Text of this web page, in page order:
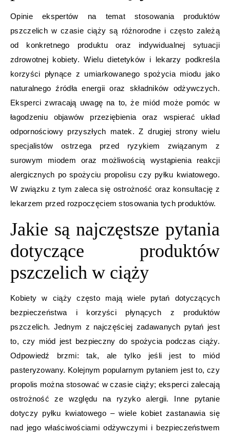
Opinie ekspertów na temat stosowania produktów
pszczelich w czasie ciąży są różnorodne i często zależą
od konkretnego produktu oraz indywidualnej sytuacji
zdrowotnej kobiety. Wielu dietetyków i lekarzy podkreśla
korzyści płynące z umiarkowanego spożycia miodu jako
naturalnego źródła energii oraz składników odżywczych.
Eksperci zwracają uwagę na to, że miód może pomóc w
łagodzeniu objawów przeziębienia oraz wspierać układ
odpornościowy przyszłych matek. Z drugiej strony wielu
specjalistów ostrzega przed ryzykiem związanym z
surowym miodem oraz możliwością wystąpienia reakcji
alergicznych po spożyciu propolisu czy pyłku kwiatowego.
W związku z tym zaleca się ostrożność oraz konsultację z
lekarzem przed rozpoczęciem stosowania tych produktów.
Jakie są najczęstsze pytania
dotyczące produktów
pszczelich w ciąży
Kobiety w ciąży często mają wiele pytań dotyczących
bezpieczeństwa i korzyści płynących z produktów
pszczelich. Jednym z najczęściej zadawanych pytań jest
to, czy miód jest bezpieczny do spożycia podczas ciąży.
Odpowiedź brzmi: tak, ale tylko jeśli jest to miód
pasteryzowany. Kolejnym popularnym pytaniem jest to, czy
propolis można stosować w czasie ciąży; eksperci zalecają
ostrożność ze względu na ryzyko alergii. Inne pytanie
dotyczy pyłku kwiatowego – wiele kobiet zastanawia się
nad jego właściwościami odżywczymi i bezpieczeństwem